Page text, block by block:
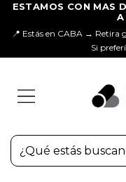
📍 Estás en CABA → Retira
Si